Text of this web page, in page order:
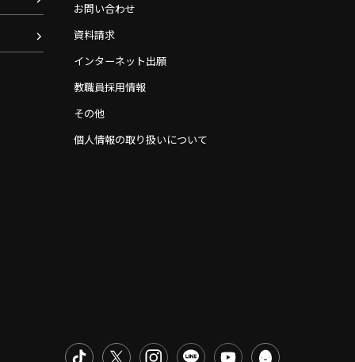
お問い合わせ
資料請求
インターネット出願
教職員採用情報
その他
個人情報の取り扱いについて